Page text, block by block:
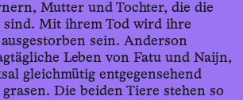
Mutter und Tochter, die die
Mit ihrem Tod wird ihre
sein. Anderson
Leben von Fatu und Naijn,
gleichmütig entgegensehend
Die beiden Tiere stehen so